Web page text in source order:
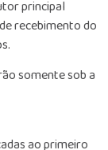
principal
recebimento do
somente sob a
ao primeiro